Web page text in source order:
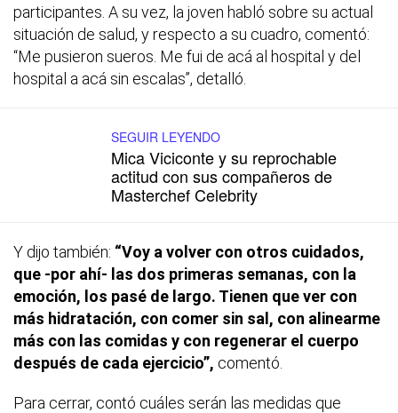
participantes. A su vez, la joven habló sobre su actual
situación de salud, y respecto a su cuadro, comentó:
“Me pusieron sueros. Me fui de acá al hospital y del
hospital a acá sin escalas”, detalló.
SEGUIR LEYENDO
Mica Viciconte y su reprochable
actitud con sus compañeros de
Masterchef Celebrity
Y dijo también: “Voy a volver con otros cuidados,
que -por ahí- las dos primeras semanas, con la
emoción, los pasé de largo. Tienen que ver con
más hidratación, con comer sin sal, con alinearme
más con las comidas y con regenerar el cuerpo
después de cada ejercicio”, comentó.
Para cerrar, contó cuáles serán las medidas que